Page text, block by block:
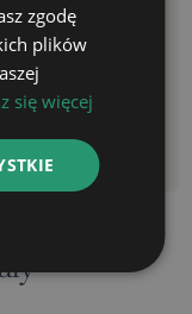
prawny: XI.14 r.
Toruniu
Następny wpis
zgodę
plików
się więcej